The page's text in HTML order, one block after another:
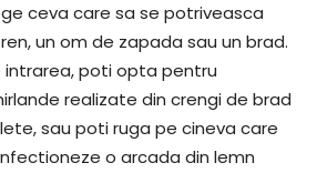
ceva care sa se potriveasca
un om de zapada sau un brad.
intrarea, poti opta pentru
realizate din crengi de brad
sau poti ruga pe cineva care
o arcada din lemn